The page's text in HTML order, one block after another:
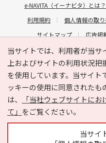
当サイトでは、利用者が当
上およびサイトの利用状況把
を使用しています。当サイト
ッキーの使用に同意された
は、
「当社ウェブサイトに
て」 をご覧ください。
当サイ
e-NAVITA（イーナビタ）とは？
利用規約
個人情報の取
サイトマップ
広告掲
サイトの内容に
Copyright ©